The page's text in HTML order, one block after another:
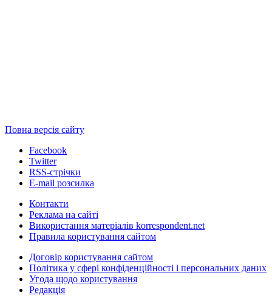
Повна версія сайту
Facebook
Twitter
RSS-стрічки
E-mail розсилка
Контакти
Реклама на сайті
Використання матеріалів korrespondent.net
Правила користування сайтом
Договір користування сайтом
Політика у сфері конфіденційності і персональних даних
Угода щодо користування
Редакція